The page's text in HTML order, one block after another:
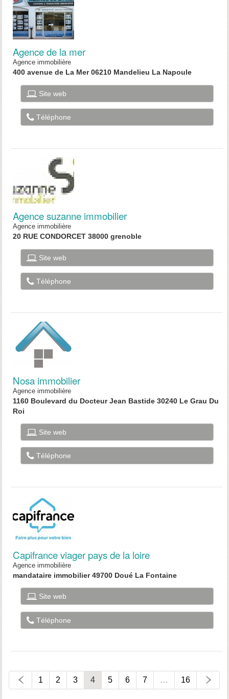
Agence de la mer
Agence immobilière
400 avenue de La Mer 06210 Mandelieu La Napoule
Site web
Téléphone
Agence suzanne immobilier
Agence immobilière
20 RUE CONDORCET 38000 grenoble
Site web
Téléphone
Nosa immobilier
Agence immobilière
1160 Boulevard du Docteur Jean Bastide 30240 Le Grau Du
Roi
Site web
Téléphone
Capifrance viager pays de la loire
Agence immobilière
mandataire immobilier 49700 Doué La Fontaine
Site web
Téléphone
1 2 3 4 5 6 7 … 16